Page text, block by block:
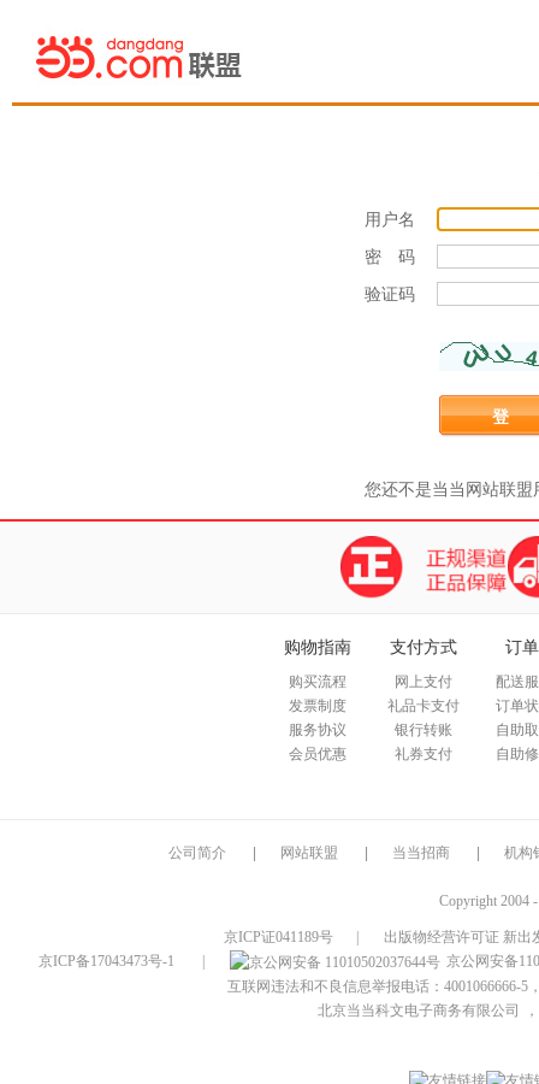
用户名
密 码
验证码
登
您还不是当当网站联盟
购物指南
购买流程
发票制度
服务协议
会员优惠
支付方式
网上支付
礼品卡支付
银行转账
礼券支付
订
配送
订单
自助
自助
公司简介 网站联盟 当当招商 机构
Copyright 2004
京ICP证041189号
出版物经营许可证 新出
京ICP备17043473号-1
京公网安备
互联网违法和不良信息举报电话：4001066666-5
北京当当科文电子商务有限公司